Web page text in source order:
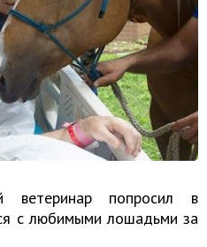
ветеринар попросил в
с любимыми лошадьми за